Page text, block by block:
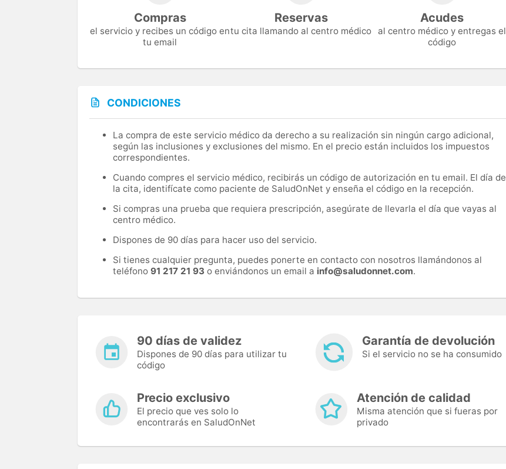
Compras
el servicio y recibes un código en
tu email
Reservas
tu cita llamando al centro médico
Acudes
al centro médico y entregas el
código
CONDICIONES
La compra de este servicio médico da derecho a su realización sin ningún cargo adicional,
según las inclusiones y exclusiones del mismo. En el precio están incluidos los impuestos
correspondientes.
Cuando compres el servicio médico, recibirás un código de autorización en tu email. El día de
la cita, identifícate como paciente de SaludOnNet y enseña el código en la recepción.
Si compras una prueba que requiera prescripción, asegúrate de llevarla el día que vayas al
centro médico.
Dispones de 90 días para hacer uso del servicio.
Si tienes cualquier pregunta, puedes ponerte en contacto con nosotros llamándonos al
teléfono 91 217 21 93 o enviándonos un email a info@saludonnet.com.
90 días de validez
Dispones de 90 días para utilizar tu
código
Garantía de devolución
Si el servicio no se ha consumido
Precio exclusivo
El precio que ves solo lo
encontrarás en SaludOnNet
Atención de calidad
Misma atención que si fueras por
privado